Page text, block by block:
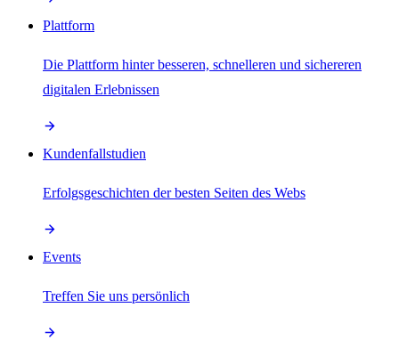
Plattform
Die Plattform hinter besseren, schnelleren und sichereren
digitalen Erlebnissen
Kundenfallstudien
Erfolgsgeschichten der besten Seiten des Webs
Events
Treffen Sie uns persönlich